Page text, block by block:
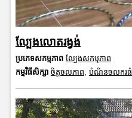
ល្បែងលោតរង្វង់
ប្រភេទសកម្មភាព ល្បែងសកម្មភាព
កម្មវិធីសិក្សា ចិត្តចលភាព, បំណិនចលករធំ